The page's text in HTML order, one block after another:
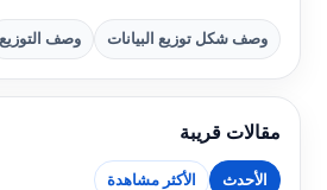
وصف شكل توزيع البيانات وصف التوزيع
مقالات قريبة
الأحدث الأكثر مشاهدة